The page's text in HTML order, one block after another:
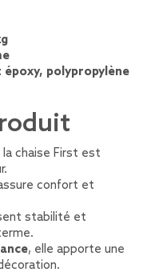
polypropylène
la chaise First est
confort et
stabilité et
, elle apporte une